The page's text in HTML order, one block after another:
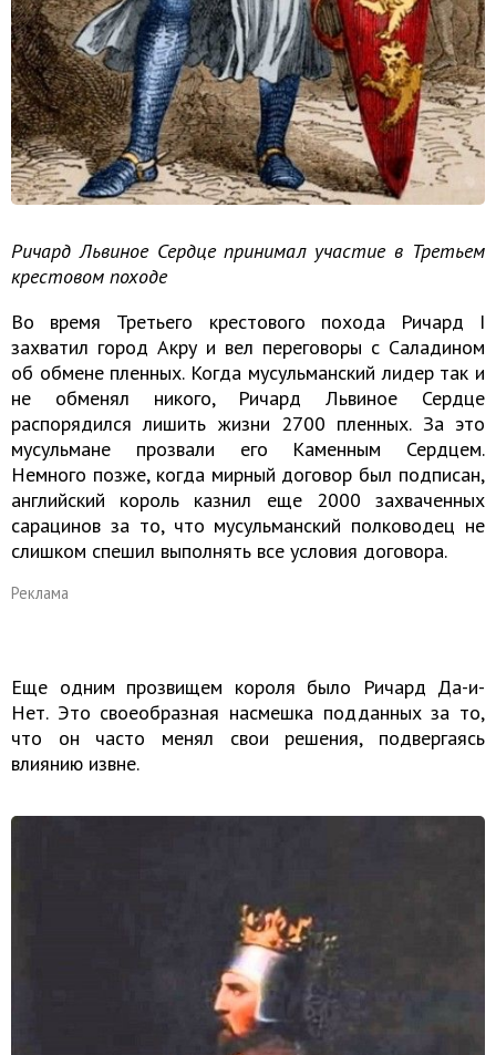
Ричард Львиное Сердце принимал участие в Третьем
крестовом походе
Во время Третьего крестового похода Ричард I
захватил город Акру и вел переговоры с Саладином
об обмене пленных. Когда мусульманский лидер так и
не обменял никого, Ричард Львиное Сердце
распорядился лишить жизни 2700 пленных. За это
мусульмане прозвали его Каменным Сердцем.
Немного позже, когда мирный договор был подписан,
английский король казнил еще 2000 захваченных
сарацинов за то, что мусульманский полководец не
слишком спешил выполнять все условия договора.
Реклама
Еще одним прозвищем короля было Ричард Да-и-
Нет. Это своеобразная насмешка подданных за то,
что он часто менял свои решения, подвергаясь
влиянию извне.